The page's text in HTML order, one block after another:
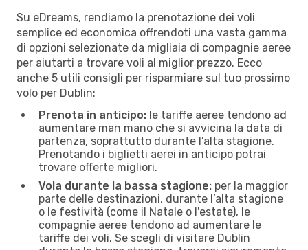
Su eDreams, rendiamo la prenotazione dei voli
semplice ed economica offrendoti una vasta gamma
di opzioni selezionate da migliaia di compagnie aeree
per aiutarti a trovare voli al miglior prezzo. Ecco
anche 5 utili consigli per risparmiare sul tuo prossimo
volo per Dublin:
Prenota in anticipo: le tariffe aeree tendono ad
aumentare man mano che si avvicina la data di
partenza, soprattutto durante l’alta stagione.
Prenotando i biglietti aerei in anticipo potrai
trovare offerte migliori.
Vola durante la bassa stagione: per la maggior
parte delle destinazioni, durante l’alta stagione
o le festività (come il Natale o l'estate), le
compagnie aeree tendono ad aumentare le
tariffe dei voli. Se scegli di visitare Dublin